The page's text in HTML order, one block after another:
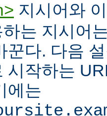
지시어와
는 지시어
꾼다. 다음
시작하는
에는